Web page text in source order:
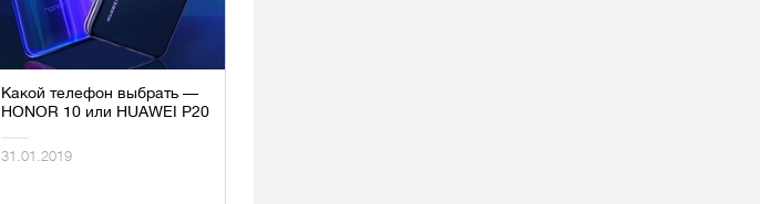
Какой телефон выбрать —
HONOR 10 или HUAWEI P20
31.01.2019